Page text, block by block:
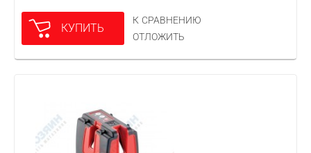
КУПИТЬ
К СРАВНЕНИЮ
ОТЛОЖИТЬ